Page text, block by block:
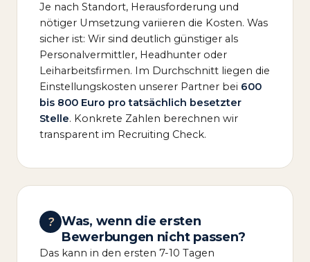
Je nach Standort, Herausforderung und
nötiger Umsetzung variieren die Kosten. Was
sicher ist: Wir sind deutlich günstiger als
Personalvermittler, Headhunter oder
Leiharbeitsfirmen. Im Durchschnitt liegen die
Einstellungskosten unserer Partner bei 600
bis 800 Euro pro tatsächlich besetzter
Stelle. Konkrete Zahlen berechnen wir
transparent im Recruiting Check.
?
Was, wenn die ersten
Bewerbungen nicht passen?
Das kann in den ersten 7-10 Tagen